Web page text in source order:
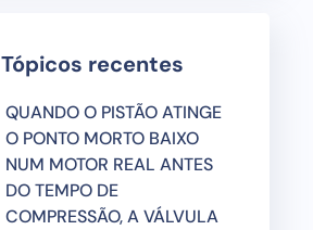
Tópicos recentes
QUANDO O PISTÃO ATINGE
O PONTO MORTO BAIXO
NUM MOTOR REAL ANTES
DO TEMPO DE
COMPRESSÃO, A VÁLVULA